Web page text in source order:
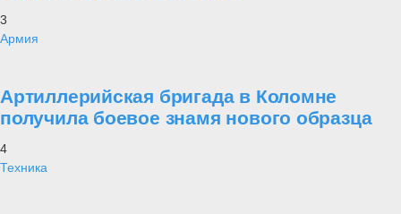
3
Армия
Артиллерийская бригада в Коломне
получила боевое знамя нового образца
4
Техника